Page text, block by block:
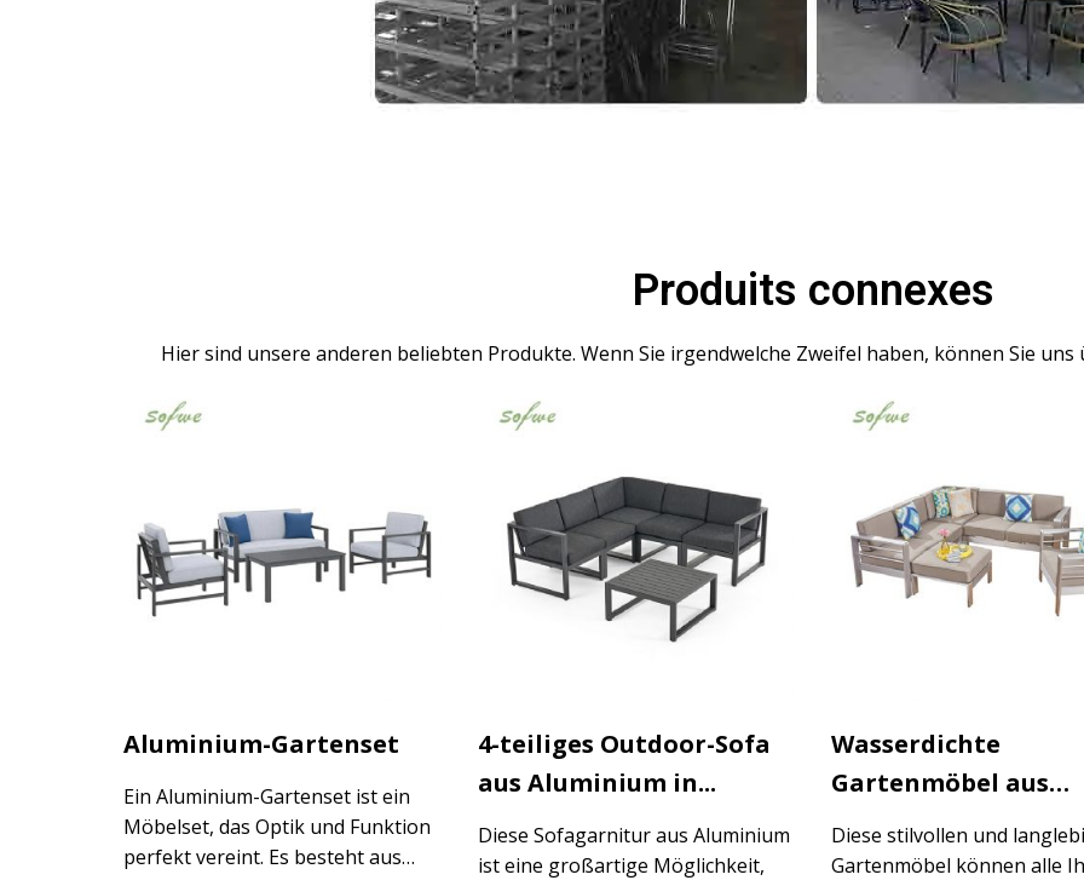
Produits connexes
Hier sind unsere anderen beliebten Produkte. Wenn Sie irgendwelche Zweifel haben, können Sie
Aluminium-Gartenset
Ein Aluminium-Gartenset ist ein
Möbelset, das Optik und Funktion
perfekt vereint. Es besteht aus
4-teiliges Outdoor-Sofa
aus Aluminium in...
Diese Sofagarnitur aus Aluminium
ist eine großartige Möglichkeit,
Wasserdichte
Gartenmöbel aus
Aluminium...
Diese stilvollen und
Gartenmöbel können alle